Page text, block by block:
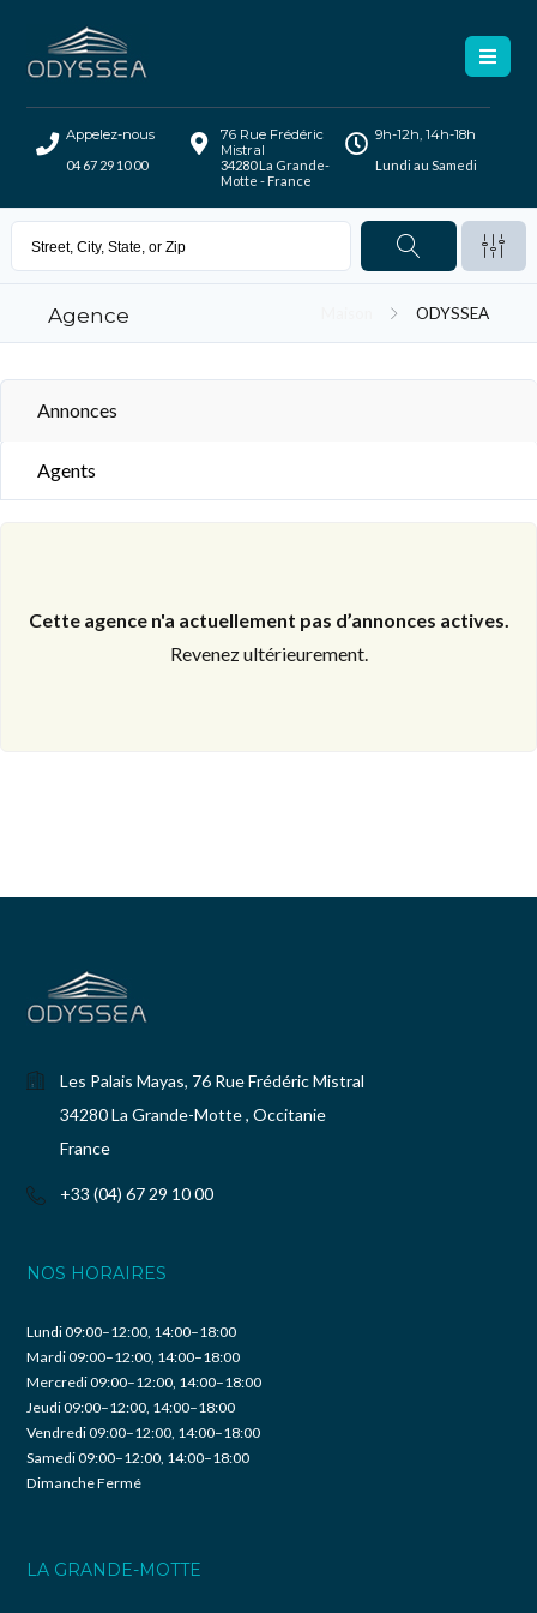
Appelez-nous
04 67 29 10 00
76 Rue Frédéric
Mistral
34280 La Grande-
Motte - France
9h-12h, 14h-18h
Lundi au Samedi
Agence ODYSSEA
Annonces
Agents
Cette agence n'a actuellement pas d’annonces actives.
Revenez ultérieurement.
Les Palais Mayas, 76 Rue Frédéric Mistral
34280 La Grande-Motte , Occitanie
France
+33 (04) 67 29 10 00
NOS HORAIRES
Lundi 09:00–12:00, 14:00–18:00
Mardi 09:00–12:00, 14:00–18:00
Mercredi 09:00–12:00, 14:00–18:00
Jeudi 09:00–12:00, 14:00–18:00
Vendredi 09:00–12:00, 14:00–18:00
Samedi 09:00–12:00, 14:00–18:00
Dimanche Fermé
LA GRANDE-MOTTE